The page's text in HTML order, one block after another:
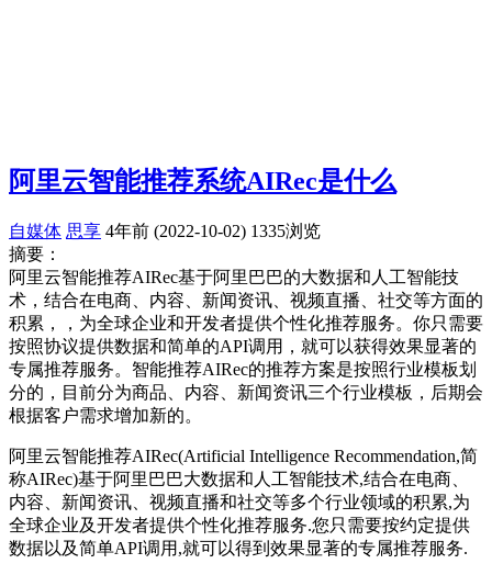
阿里云智能推荐系统AIRec是什么
自媒体 思享 4年前 (2022-10-02) 1335浏览
摘要：
阿里云智能推荐AIRec基于阿里巴巴的大数据和人工智能技
术，结合在电商、内容、新闻资讯、视频直播、社交等方面的
积累，，为全球企业和开发者提供个性化推荐服务。你只需要
按照协议提供数据和简单的API调用，就可以获得效果显著的
专属推荐服务。智能推荐AIRec的推荐方案是按照行业模板划
分的，目前分为商品、内容、新闻资讯三个行业模板，后期会
根据客户需求增加新的。
阿里云智能推荐AIRec(Artificial Intelligence Recommendation,简
称AIRec)基于阿里巴巴大数据和人工智能技术,结合在电商、
内容、新闻资讯、视频直播和社交等多个行业领域的积累,为
全球企业及开发者提供个性化推荐服务.您只需要按约定提供
数据以及简单API调用,就可以得到效果显著的专属推荐服务.